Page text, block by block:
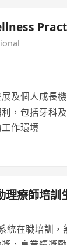
及個人成長
，包括牙科
作環境
理療師培訓
統在職培訓，